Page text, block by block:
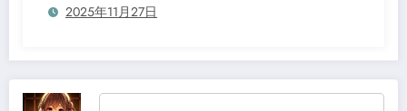
2025年11月27日